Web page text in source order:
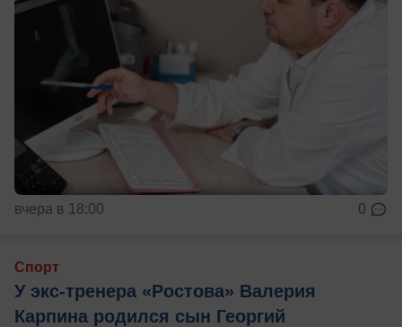
вчера в 18:00 0
Спорт
У экс-тренера «Ростова» Валерия
Карпина родился сын Георгий